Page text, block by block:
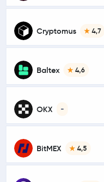
Cryptomus 4,7
Baltex 4,6
OKX -
BitMEX 4,5